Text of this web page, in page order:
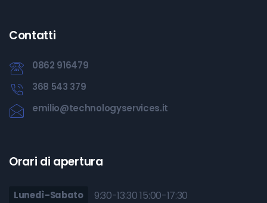
Contatti
0862 916479
368 543 379
emilio@technologyservices.it
Orari di apertura
Lunedì-Sabato 9:30-13:30 15:00-17:30